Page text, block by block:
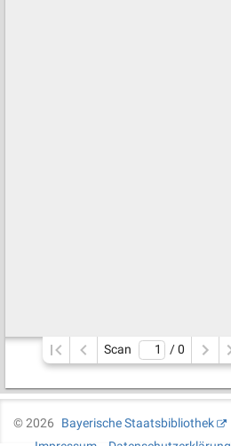
Scan / 0
©2026
Bayerische Staatsbibliothek